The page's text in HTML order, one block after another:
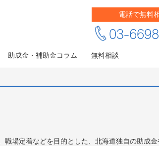
電話で無料
03-
助成金・補助金コラム 無料相談
場定着などを目的とした、北海道独自の助成金